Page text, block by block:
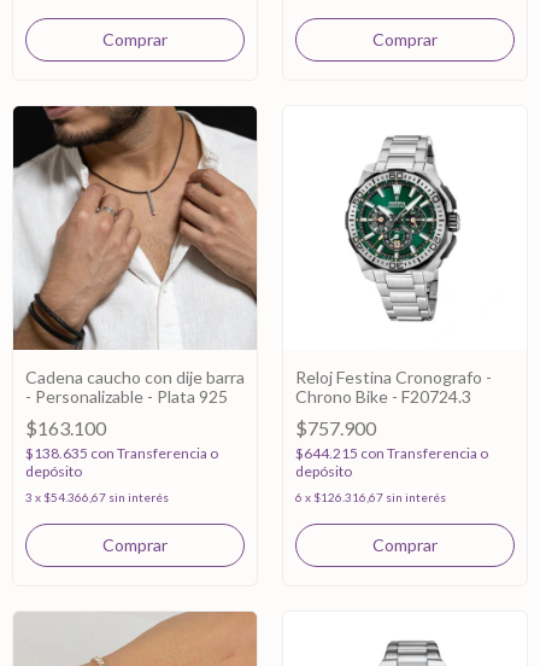
Cadena caucho con dije barra
- Personalizable - Plata 925
$163.100
$138.635 con Transferencia o
depósito
3 x $54.366,67 sin interés
Reloj Festina Cronografo -
Chrono Bike - F20724.3
$757.900
$644.215 con Transferencia o
depósito
6 x $126.316,67 sin interés